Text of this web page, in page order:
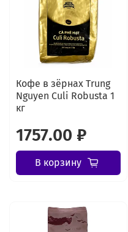
Кофе в зёрнах Trung
Nguyen Culi Robusta 1
кг
1757.00 ₽
В корзину